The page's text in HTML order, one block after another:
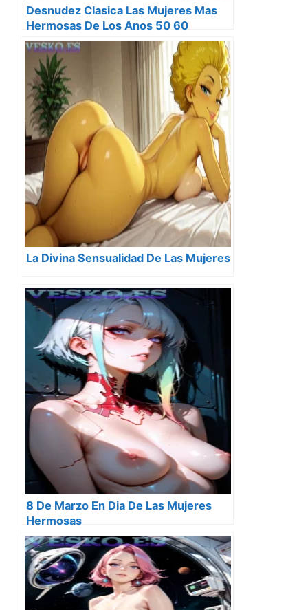
Desnudez Clasica Las Mujeres Mas
Hermosas De Los Anos 50 60
La Divina Sensualidad De Las Mujeres
8 De Marzo En Dia De Las Mujeres
Hermosas